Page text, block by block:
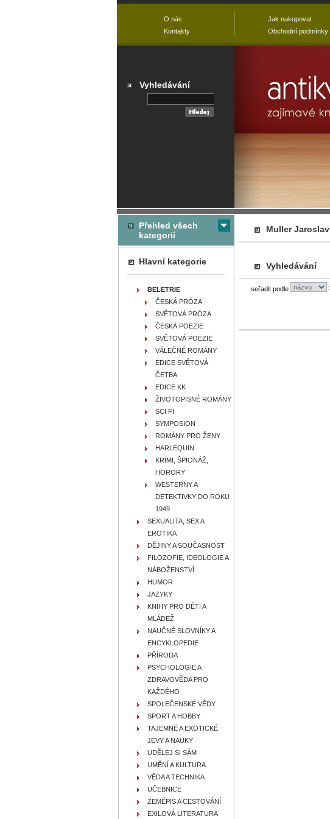
Muller Jaroslav
Vyhledávání
seřadit podle
Přehled všech
kategorií
Hlavní kategorie
BELETRIE
ČESKÁ PRÓZA
SVĚTOVÁ PRÓZA
ČESKÁ POEZIE
SVĚTOVÁ POEZIE
VÁLEČNÉ ROMÁNY
EDICE SVĚTOVÁ
ČETBA
EDICE KK
ŽIVOTOPISNÉ ROMÁNY
SCI FI
SYMPOSION
ROMÁNY PRO ŽENY
HARLEQUIN
KRIMI, ŠPIONÁŽ,
HORORY
WESTERNY A
DETEKTIVKY DO ROKU
1949
SEXUALITA, SEX A
EROTIKA
DĚJINY A SOUČASNOST
FILOZOFIE, IDEOLOGIE A
NÁBOŽENSTVÍ
HUMOR
JAZYKY
KNIHY PRO DĚTI A
MLÁDEŽ
NAUČNÉ SLOVNÍKY A
ENCYKLOPEDIE
PŘÍRODA
PSYCHOLOGIE A
ZDRAVOVĚDA PRO
KAŽDÉHO
SPOLEČENSKÉ VĚDY
SPORT A HOBBY
TAJEMNÉ A EXOTICKÉ
JEVY A NAUKY
UDĚLEJ SI SÁM
UMĚNÍ A KULTURA
VĚDA A TECHNIKA
UČEBNICE
ZEMĚPIS A CESTOVÁNÍ
EXILOVÁ LITERATURA
O nás
Kontakty
Jak nakupovat
Obchodní podmínky
Vyhledávání